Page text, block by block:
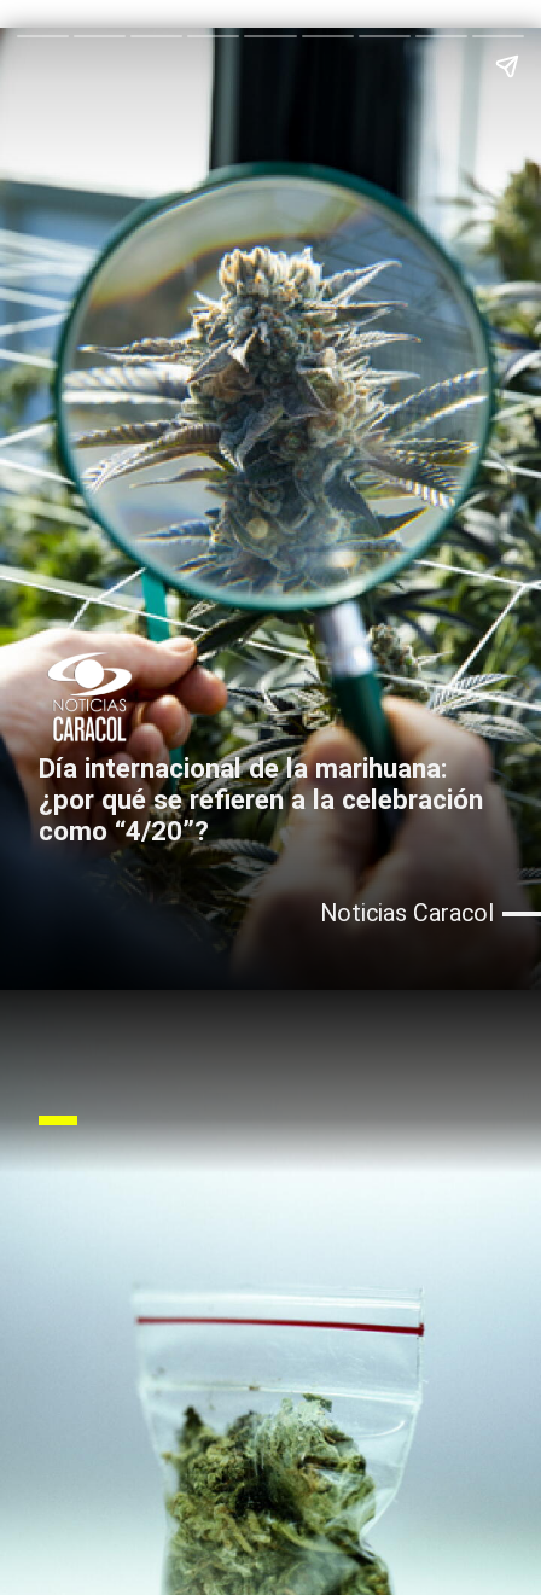
Día internacional de la marihuana:
¿por qué se refieren a la celebración
como “4/20”?
Noticias Caracol